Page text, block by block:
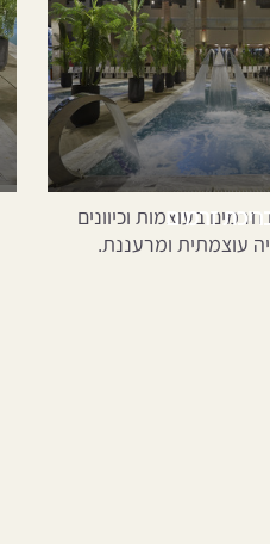
זרמים
בעוצמות וכיוונים
עוצמתית ומרעננת.